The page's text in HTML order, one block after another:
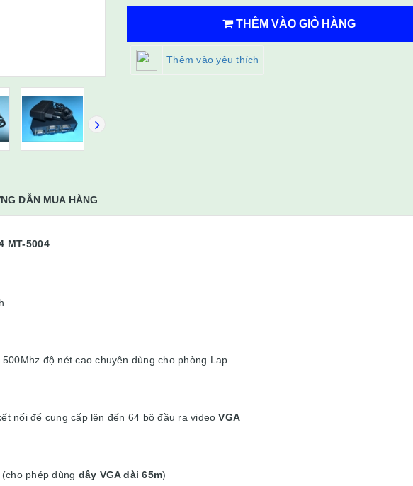
THÊM VÀO GIỎ HÀNG
Thêm vào yêu thích
DẪN MUA HÀNG
MT-5004
độ nét cao chuyên dùng cho phòng Lap
nối để cung cấp lên đến 64 bộ đầu ra videoVGA
phép dùng dây VGA dài 65m)